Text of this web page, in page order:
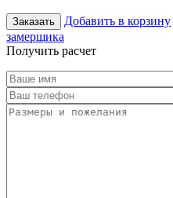
Заказать Добавить в корзину
замерщика
Получить расчет